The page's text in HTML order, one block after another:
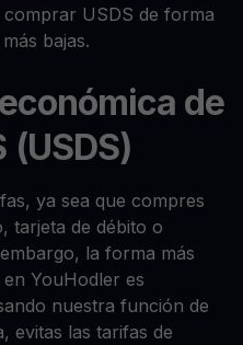
USDS de forma
bajas.
de
(USDS)
ya sea que compres
tarjeta de débito o
la forma más
YouHodler es
nuestra función de
evitas las tarifas de